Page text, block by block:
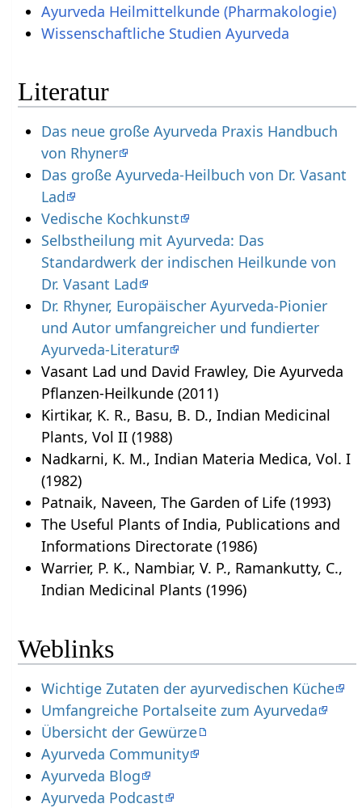
Ayurveda Heilmittelkunde (Pharmakologie)
Wissenschaftliche Studien Ayurveda
Literatur
Das neue große Ayurveda Praxis Handbuch
von Rhyner
Das große Ayurveda-Heilbuch von Dr. Vasant
Lad
Vedische Kochkunst
Selbstheilung mit Ayurveda: Das
Standardwerk der indischen Heilkunde von
Dr. Vasant Lad
Dr. Rhyner, Europäischer Ayurveda-Pionier
und Autor umfangreicher und fundierter
Ayurveda-Literatur
Vasant Lad und David Frawley, Die Ayurveda
Pflanzen-Heilkunde (2011)
Kirtikar, K. R., Basu, B. D., Indian Medicinal
Plants, Vol II (1988)
Nadkarni, K. M., Indian Materia Medica, Vol. I
(1982)
Patnaik, Naveen, The Garden of Life (1993)
The Useful Plants of India, Publications and
Informations Directorate (1986)
Warrier, P. K., Nambiar, V. P., Ramankutty, C.,
Indian Medicinal Plants (1996)
Weblinks
Wichtige Zutaten der ayurvedischen Küche
Umfangreiche Portalseite zum Ayurveda
Übersicht der Gewürze
Ayurveda Community
Ayurveda Blog
Ayurveda Podcast